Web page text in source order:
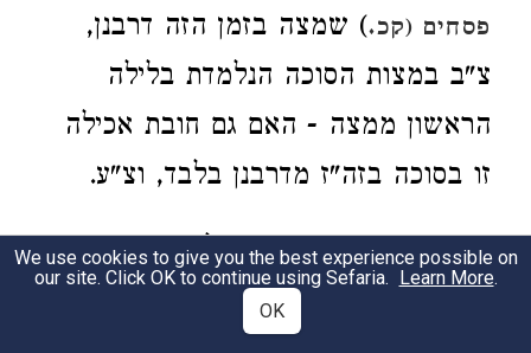
פסחים (קכ.) שמצה בזמן הזה דרבנן,
צ"ב במצות הסוכה הנלמדת בלילה
הראשון ממצה - האם גם חובת אכילה
זו בסוכה בזה"ז מדרבנן בלבד, וצ"ע.
3 שם.תוס' ד"ה תשבו. וז"ל חברייא בעו
אי מה להלן עד שיכנס למצה כשהוא
We use cookies to give you the best experience possible on
our site. Click OK to continue using Sefaria. Learn More.
OK